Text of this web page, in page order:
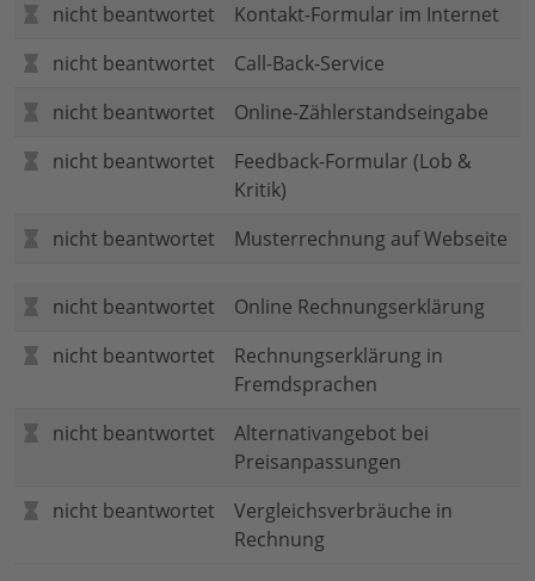
nicht beantwortet
Kontakt-Formular im Internet
nicht beantwortet
Call-Back-Service
nicht beantwortet
Online-Zählerstandseingabe
nicht beantwortet
Feedback-Formular (Lob &
Kritik)
nicht beantwortet
Musterrechnung auf Webseite
nicht beantwortet
Online Rechnungserklärung
nicht beantwortet
Rechnungserklärung in
Fremdsprachen
nicht beantwortet
Alternativangebot bei
Preisanpassungen
nicht beantwortet
Vergleichsverbräuche in
Rechnung